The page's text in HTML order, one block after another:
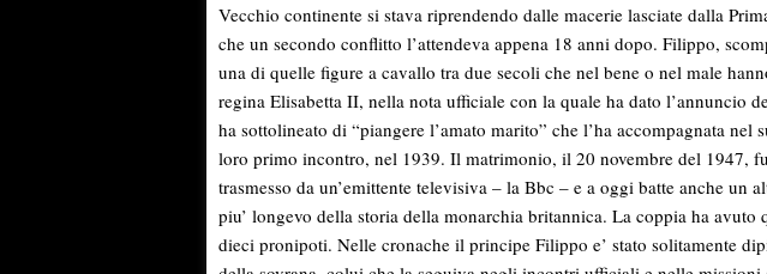
Vecchio continente si stava riprendendo dalle macerie lasciate dalla
che un secondo conflitto l’attendeva appena 18 anni dopo. Filippo,
una di quelle figure a cavallo tra due secoli che nel bene o nel male
regina Elisabetta II, nella nota ufficiale con la quale ha dato l’annuncio
ha sottolineato di “piangere l’amato marito” che l’ha accompagnata nel
loro primo incontro, nel 1939. Il matrimonio, il 20 novembre del 1947,
trasmesso da un’emittente televisiva – la Bbc – e a oggi batte anche un
piu’ longevo della storia della monarchia britannica. La coppia ha
dieci pronipoti. Nelle cronache il principe Filippo e’ stato solitamente